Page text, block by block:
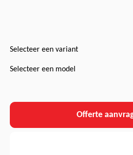
Selecteer een variant
Selecteer een model
Offerte